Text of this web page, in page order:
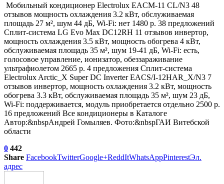
Мобильный кондиционер Electrolux EACM-11 CL/N3 48
отзывов мощность охлаждения 3.2 кВт, обслуживаемая
площадь 27 м², шум 44 дБ, Wi-Fi: нет 1480 р. 38 предложений
Сплит-система LG Evo Max DC12RH 11 отзывов инвертор,
мощность охлаждения 3.5 кВт, мощность обогрева 4 кВт,
обслуживаемая площадь 35 м², шум 19-41 дБ, Wi-Fi: есть,
голосовое управление, ионизатор, обеззараживание
ультрафиолетом 2665 р. 4 предложения Сплит-система
Electrolux Arctic_X Super DC Inverter EACS/I-12HAR_X/N3 7
отзывов инвертор, мощность охлаждения 3.2 кВт, мощность
обогрева 3.3 кВт, обслуживаемая площадь 35 м², шум 23 дБ,
Wi-Fi: поддерживается, модуль приобретается отдельно 2500 р.
16 предложений Все кондиционеры в Каталоге
Автор:&nbspАндрей Гомыляев. Фото:&nbspГАИ Витебской
области
0 442
Share FacebookTwitterGoogle+ReddItWhatsAppPinterestЭл.
адрес